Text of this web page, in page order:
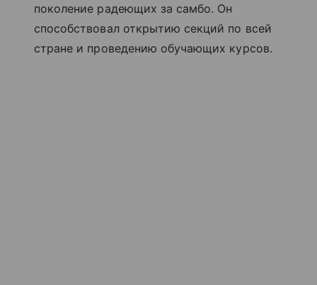
поколение радеющих за самбо. Он
способствовал открытию секций по всей
стране и проведению обучающих курсов.